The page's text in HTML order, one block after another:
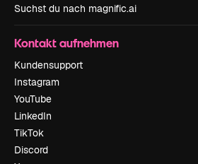
Suchst du nach magnific.ai
Kontakt aufnehmen
Kundensupport
Instagram
YouTube
LinkedIn
TikTok
Discord